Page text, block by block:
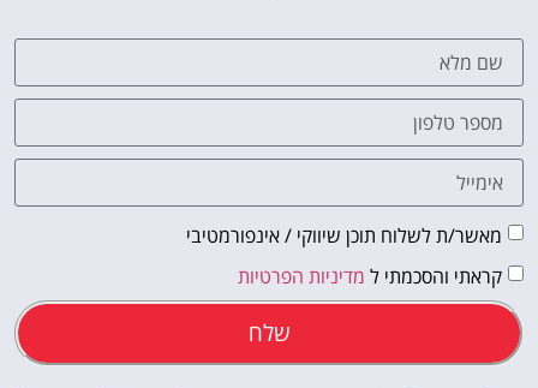
לחצו
מאשר/ת לשלוח תוכן שיווקי / אינפורמטיבי
קראתי והסכמתי ל מדיניות הפרטיות
שלח